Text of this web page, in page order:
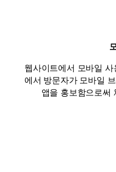
웹사이트에서 모바일
에서 방문자가 모바일
앱을 홍보함으로써